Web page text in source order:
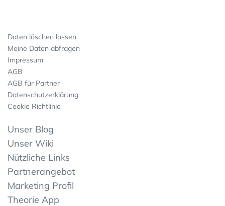
Daten löschen lassen
Meine Daten abfragen
Impressum
AGB
AGB für Partner
Datenschutzerklärung
Cookie Richtlinie
Unser Blog
Unser Wiki
Nützliche Links
Partnerangebot
Marketing Profil
Theorie App